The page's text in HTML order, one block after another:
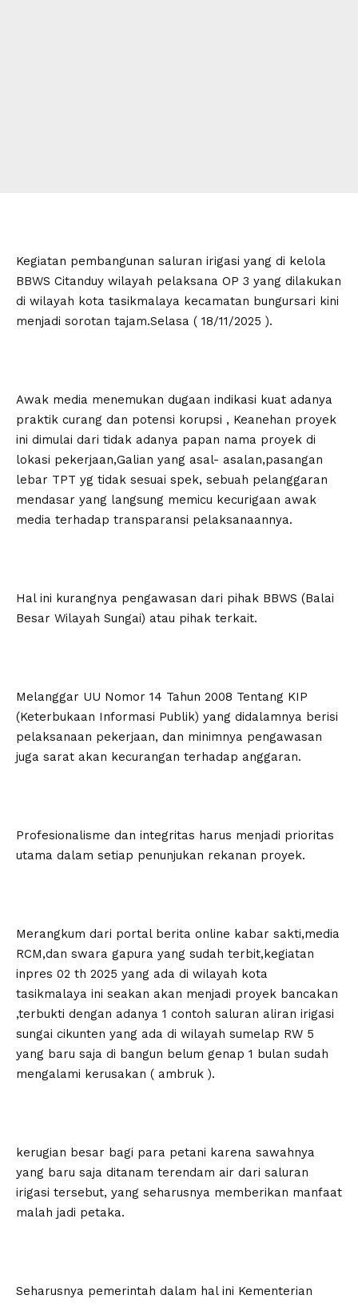
Kegiatan pembangunan saluran irigasi yang di kelola
BBWS Citanduy wilayah pelaksana OP 3 yang dilakukan
di wilayah kota tasikmalaya kecamatan bungursari kini
menjadi sorotan tajam.Selasa ( 18/11/2025 ).
Awak media menemukan dugaan indikasi kuat adanya
praktik curang dan potensi korupsi , Keanehan proyek
ini dimulai dari tidak adanya papan nama proyek di
lokasi pekerjaan,Galian yang asal- asalan,pasangan
lebar TPT yg tidak sesuai spek, sebuah pelanggaran
mendasar yang langsung memicu kecurigaan awak
media terhadap transparansi pelaksanaannya.
Hal ini kurangnya pengawasan dari pihak BBWS (Balai
Besar Wilayah Sungai) atau pihak terkait.
Melanggar UU Nomor 14 Tahun 2008 Tentang KIP
(Keterbukaan Informasi Publik) yang didalamnya berisi
pelaksanaan pekerjaan, dan minimnya pengawasan
juga sarat akan kecurangan terhadap anggaran.
Profesionalisme dan integritas harus menjadi prioritas
utama dalam setiap penunjukan rekanan proyek.
Merangkum dari portal berita online kabar sakti,media
RCM,dan swara gapura yang sudah terbit,kegiatan
inpres 02 th 2025 yang ada di wilayah kota
tasikmalaya ini seakan akan menjadi proyek bancakan
,terbukti dengan adanya 1 contoh saluran aliran irigasi
sungai cikunten yang ada di wilayah sumelap RW 5
yang baru saja di bangun belum genap 1 bulan sudah
mengalami kerusakan ( ambruk ).
kerugian besar bagi para petani karena sawahnya
yang baru saja ditanam terendam air dari saluran
irigasi tersebut, yang seharusnya memberikan manfaat
malah jadi petaka.
Seharusnya pemerintah dalam hal ini Kementerian